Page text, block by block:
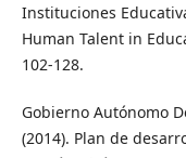
Instituciones
Human Talent in
102-128.
Gobierno Autónomo
(2014). Plan de